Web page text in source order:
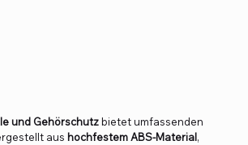
und Gehörschutzbietet umfassenden
aus hochfestem ABS-Material,